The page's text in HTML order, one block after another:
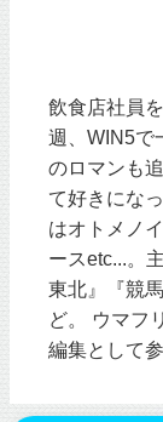
飲食店社員
週、WIN5で
のロマンも
て好きにな
はオトメノ
ースetc...。
東北』『競
ど。 ウマフ
編集として